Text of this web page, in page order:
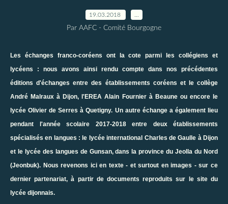
19.03.2018
Par AAFC - Comité Bourgogne
Les échanges franco-coréens ont la cote parmi les collégiens et
lycéens : nous avons ainsi rendu compte dans nos précédentes
éditions d'échanges entre des établissements coréens et le collège
André Malraux à Dijon,l'EREA Alain Fournier à Beauneou encorele
lycée Olivier de Serres à Quetigny. Un autre échange a également lieu
pendant l'année scolaire 2017-2018 entre deux établissements
spécialisés en langues : le lycée international Charles de Gaulle à Dijon
et le lycée des langues de Gunsan, dans la province du Jeolla du Nord
(Jeonbuk). Nous revenons ici en texte - et surtout en images - sur ce
dernier partenariat, à partir de documents reproduits sur le site du
lycée dijonnais.